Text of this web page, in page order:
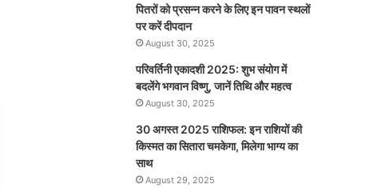
पितरों को प्रसन्न करने के लिए इन पावन स्थलों
पर करें दीपदान
August 30, 2025
परिवर्तिनी एकादशी 2025: शुभ संयोग में
बदलेंगे भगवान विष्णु, जानें तिथि और महत्व
August 30, 2025
30 अगस्त 2025 राशिफल: इन राशियों की
किस्मत का सितारा चमकेगा, मिलेगा भाग्य का
साथ
August 29, 2025